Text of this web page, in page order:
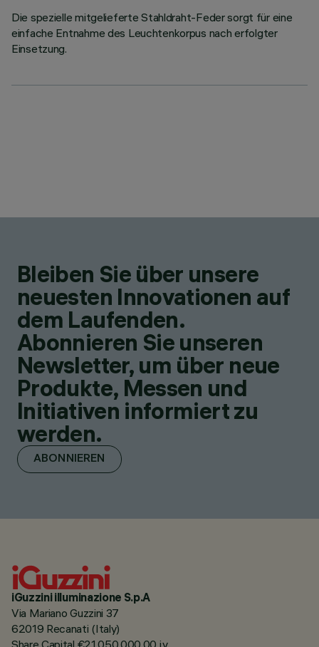
Die spezielle mitgelieferte Stahldraht-Feder sorgt für eine
einfache Entnahme des Leuchtenkorpus nach erfolgter
Einsetzung.
Bleiben Sie über unsere
neuesten Innovationen auf
dem Laufenden.
Abonnieren Sie unseren
Newsletter, um über neue
Produkte, Messen und
Initiativen informiert zu
werden.
ABONNIEREN
iGuzzini illuminazione S.p.A
Via Mariano Guzzini 37
62019 Recanati (Italy)
Share Capital €21.050.000,00 i.v.